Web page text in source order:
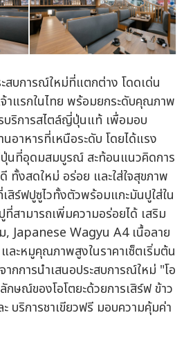
ะสบการณ์ใหม่ที่แตกต่าง โดดเด่น
าแรกในไทย พร้อมยกระดับคุณภาพ
บริการสไตล์ญี่ปุ่นแท้ เพื่อมอบ
อาหารที่เหนือระดับ โดยได้แรง
นที่อุดมสมบูรณ์ สะท้อนแนวคิดการ
ทั้งสดใหม่ อร่อย และใส่ใจสุขภาพ
สิร์ฟปูซูไวทั้งตัวพร้อมแกะมันปูใส่ใน
สามารถเพิ่มความอร่อยได้ เสริม
, Japanese Wagyu A4 เนื้อลาย
ละหมูคุณภาพสูงในราคาเซ็ตเริ่มต้น
กการนำเสนอประสบการณ์ใหม่ "โอ
กษณ์ของโอโตยะด้วยการเสิร์ฟ ข้าว
บริการชาเขียวฟรี มอบความคุ้มค่า